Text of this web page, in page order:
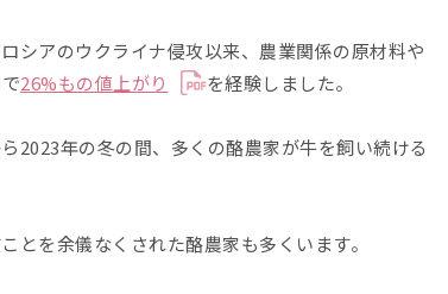
シアのウクライナ侵攻以来、農業関係の原材料や
26%もの値上がり を経験しました。
2023年の冬の間、多くの酪農家が牛を飼い続ける
を余儀なくされた酪農家も多くいます。